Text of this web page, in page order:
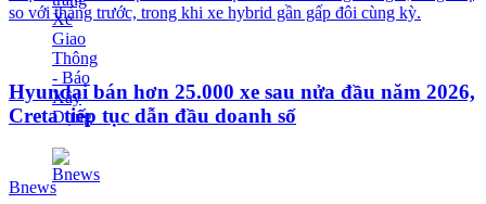
so với tháng trước, trong khi xe hybrid gần gấp đôi cùng kỳ.
Hyundai bán hơn 25.000 xe sau nửa đầu năm 2026,
Creta tiếp tục dẫn đầu doanh số
Bnews